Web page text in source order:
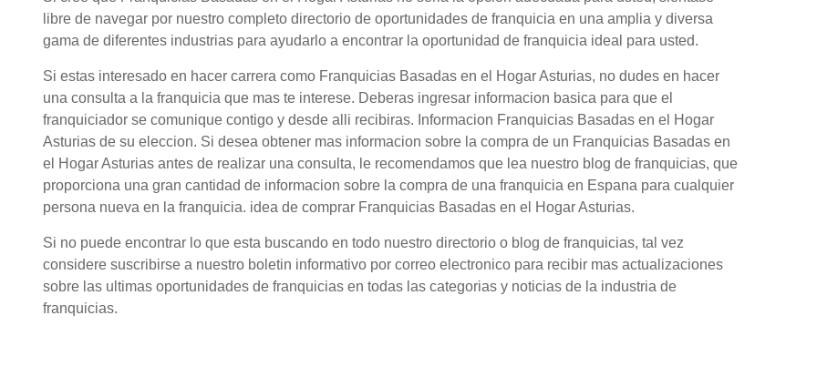
libre de navegar por nuestro completo directorio de oportunidades de franquicia en una amplia y diversa
gama de diferentes industrias para ayudarlo a encontrar la oportunidad de franquicia ideal para usted.
Si estas interesado en hacer carrera como Franquicias Basadas en el Hogar Asturias, no dudes en hacer
una consulta a la franquicia que mas te interese. Deberas ingresar informacion basica para que el
franquiciador se comunique contigo y desde alli recibiras. Informacion Franquicias Basadas en el Hogar
Asturias de su eleccion. Si desea obtener mas informacion sobre la compra de un Franquicias Basadas en
el Hogar Asturias antes de realizar una consulta, le recomendamos que lea nuestro blog de franquicias, que
proporciona una gran cantidad de informacion sobre la compra de una franquicia en Espana para cualquier
persona nueva en la franquicia. idea de comprar Franquicias Basadas en el Hogar Asturias.
Si no puede encontrar lo que esta buscando en todo nuestro directorio o blog de franquicias, tal vez
considere suscribirse a nuestro boletin informativo por correo electronico para recibir mas actualizaciones
sobre las ultimas oportunidades de franquicias en todas las categorias y noticias de la industria de
franquicias.